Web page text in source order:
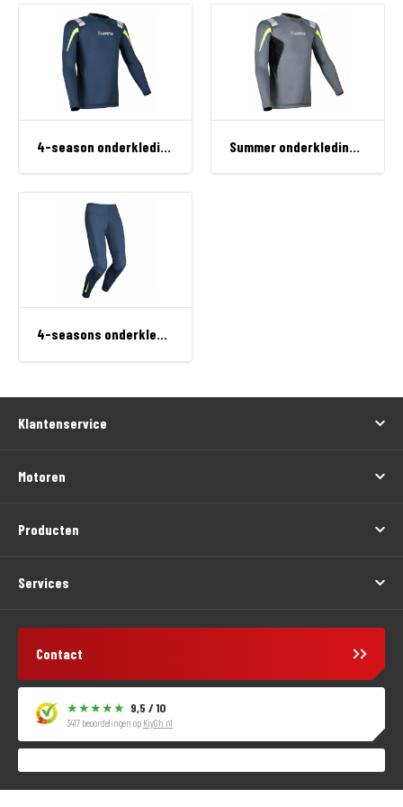
4-seasons onderkleding, broek
Klantenservice
Motoren
Producten
Services
Contact
9,5 / 10
3417 beoordelingen op KiyOh.nl